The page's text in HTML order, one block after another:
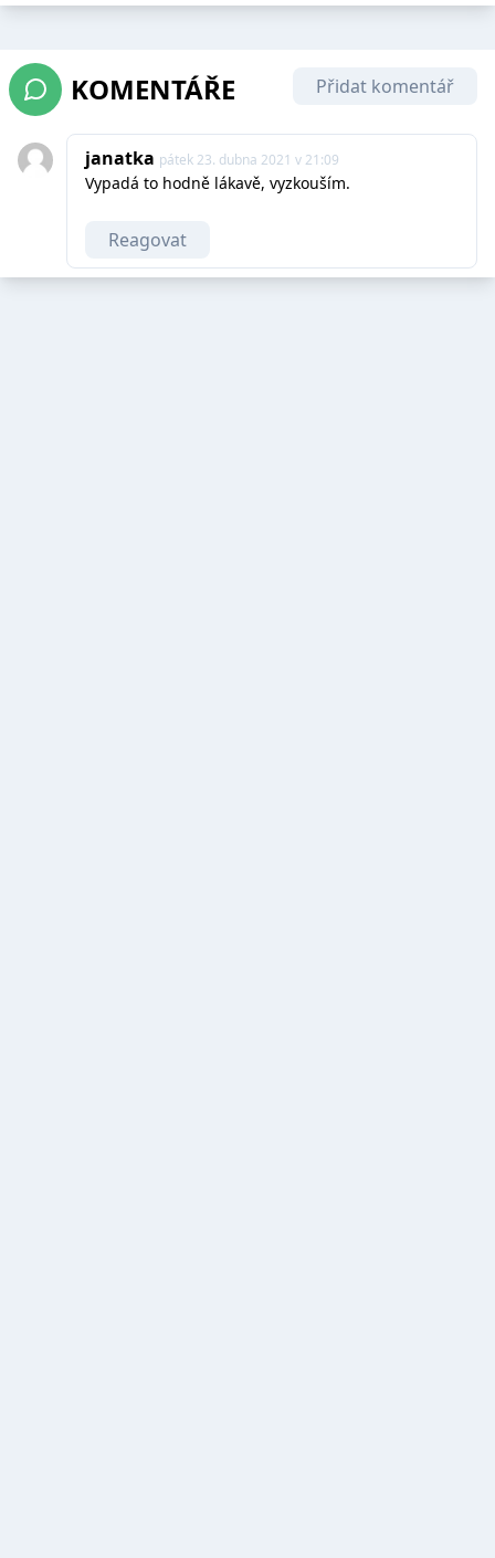
KOMENTÁŘE Přidat komentář
janatka pátek 23. dubna 2021 v 21:09
Vypadá to hodně lákavě, vyzkouším.
Reagovat